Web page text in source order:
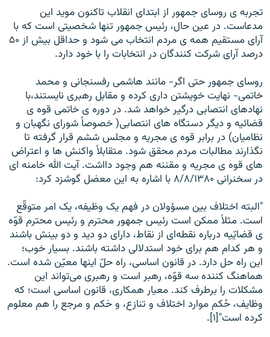
تجربه ی روسای جمهور از ابتدای انقلاب تاکنون مويد اين
مدعاست. در عين حال، رئيس جمهور تنها شخصيتی است که با
آرای مستقيم همه ی مردم انتخاب می شود و حداقل بيش از ۵۰
درصد آرای شرکت کنندگان در انتخابات را با خود دارد.
روسای جمهور حتی اگر- مانند هاشمی رفسنجانی و محمد
خاتمی- نهايت خويشتن داری کرده و مقابل رهبری نايستند،با
نهادهای انتصابی درگير خواهد شد. در دوره ی خاتمی قوه ی
قضائيه و ديگر دستگاه های انتصابی( خصوصاً شورای نگهبان و
نظاميان) در برابر قوه ی مجريه و مجلس ششم قرار گرفته تا
نگذارند مطالبات مردم محقق شود. متقابلاً واکنش ها و اعتراض
های قوه ی مجريه و مقننه هم وجود دااشت. آيت الله خامنه ای
در سخنرانی ۸/۸/۱۳۸۰ با اشاره به اين معضل گوشزد کرد:
"البته اختلاف بين مسؤولان در فهم يک وظيفه، يک امر متوقّع
است. مثلاً ممکن است رئيس جمهور محترم و رئيس محترم قوّه
ی قضایّيه درباره نقطه‌ای از نقاط، دارای دو ديد و دو بينش باشند
و هر کدام هم برای خود استدلالی داشته باشند. بسيار خوب؛
اين راه حل دارد. در قانون اساسی، راه حلّ اينها معیّن شده است.
هماهنگ کننده سه قوّه، رهبر است و رهبری می‌تواند اين
مشکلات را برطرف کند. معيار همکاری، قانون اساسی است؛ که
وظايف، حُکم موارد اختلاف و تنازع، و حَکم و مرجع را هم معلوم
کرده است"[۱].